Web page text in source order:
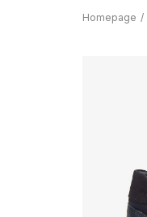
Homepage